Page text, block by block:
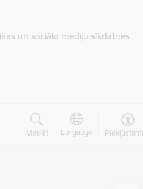
un sociālo mediju sīkdatnes.
Meklēt Language